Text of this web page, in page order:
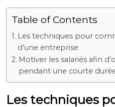
Table of Contents
Les techniques pour
d’une entreprise
Motiver les salariés afin
pendant une courte
Les techniques